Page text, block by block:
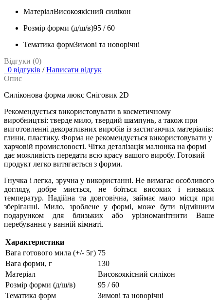
МатеріалВисокоякісний силікон
Розмір форми (д/ш/в)95 / 60
Тематика формЗимові та новорічні
Відгуки (0)
0 відгуків / Написати відгук
Опис
Силіконова форма люкс Сніговик 2D
Рекомендується використовувати в косметичному
виробництві: тверде мило, твердий шампунь, а також при
виготовленні декоративних виробів із застигаючих матеріалів:
глини, пластику. Форма не рекомендується використовувати у
харчовій промисловості. Чітка деталізація малюнка на формі
дає можливість передати всю красу вашого виробу. Готовий
продукт легко витягається з форми.
Гнучка і легка, зручна у використанні. Не вимагає особливого
догляду, добре миється, не боїться високих і низьких
температур. Надійна та довговічна, займає мало місця при
зберіганні. Мило, зроблене у формі, може бути відмінним
подарунком для близьких або урізноманітнити Ваше
перебування у ванній кімнаті.
Характеристики
Вага готового мила (+/- 5г) 75
Вага форми, г
130
Матеріал
Високоякісний силікон
Розмір форми (д/ш/в)
95 / 60
Тематика форм
Зимові та новорічні